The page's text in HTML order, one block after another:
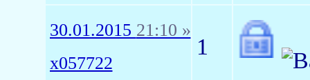
30.01.2015 21:10 »
x057722
1